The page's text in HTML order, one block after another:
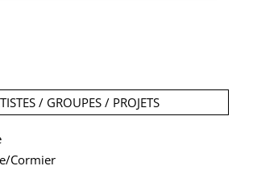
/ GROUPES / PROJETS
Cormier